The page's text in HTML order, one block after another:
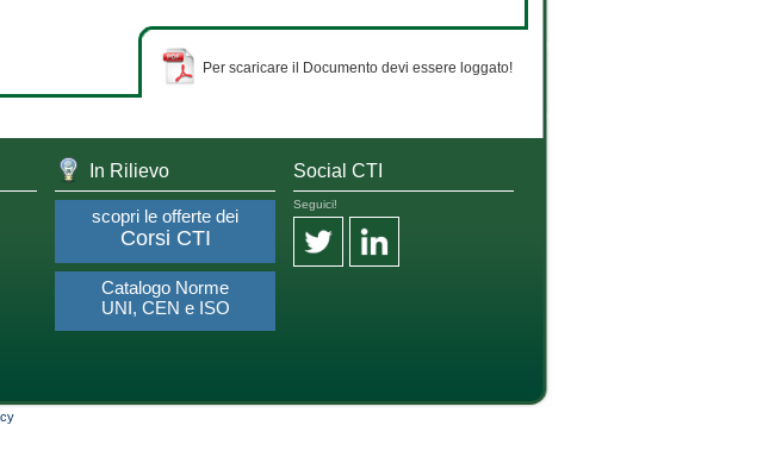
Per scaricare il Documento devi essere loggato!
In Rilievo
scopri le offerte dei
Corsi CTI
Catalogo Norme
UNI, CEN e ISO
Social CTI
Seguici!